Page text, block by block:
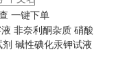
一键下单
非奈利酮杂质 硝酸
碱性碘化汞钾试液